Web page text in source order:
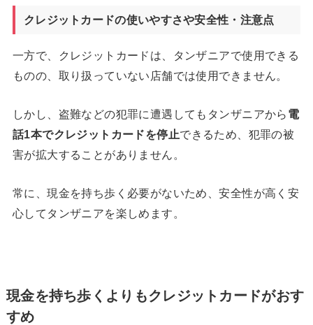
クレジットカードの使いやすさや安全性・注意点
一方で、クレジットカードは、タンザニアで使用できる
ものの、取り扱っていない店舗では使用できません。
しかし、盗難などの犯罪に遭遇してもタンザニアから 電
話1本でクレジットカードを停止できるため、犯罪の被
害が拡大することがありません。
常に、現金を持ち歩く必要がないため、安全性が高く安
心してタンザニアを楽しめます。
現金を持ち歩くよりもクレジットカードがおす
すめ